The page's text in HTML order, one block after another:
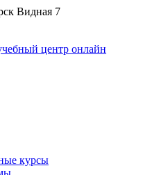
Видная 7
курсы